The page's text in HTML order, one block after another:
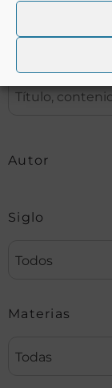
Autor
Siglo
Todos
Materias
Todas